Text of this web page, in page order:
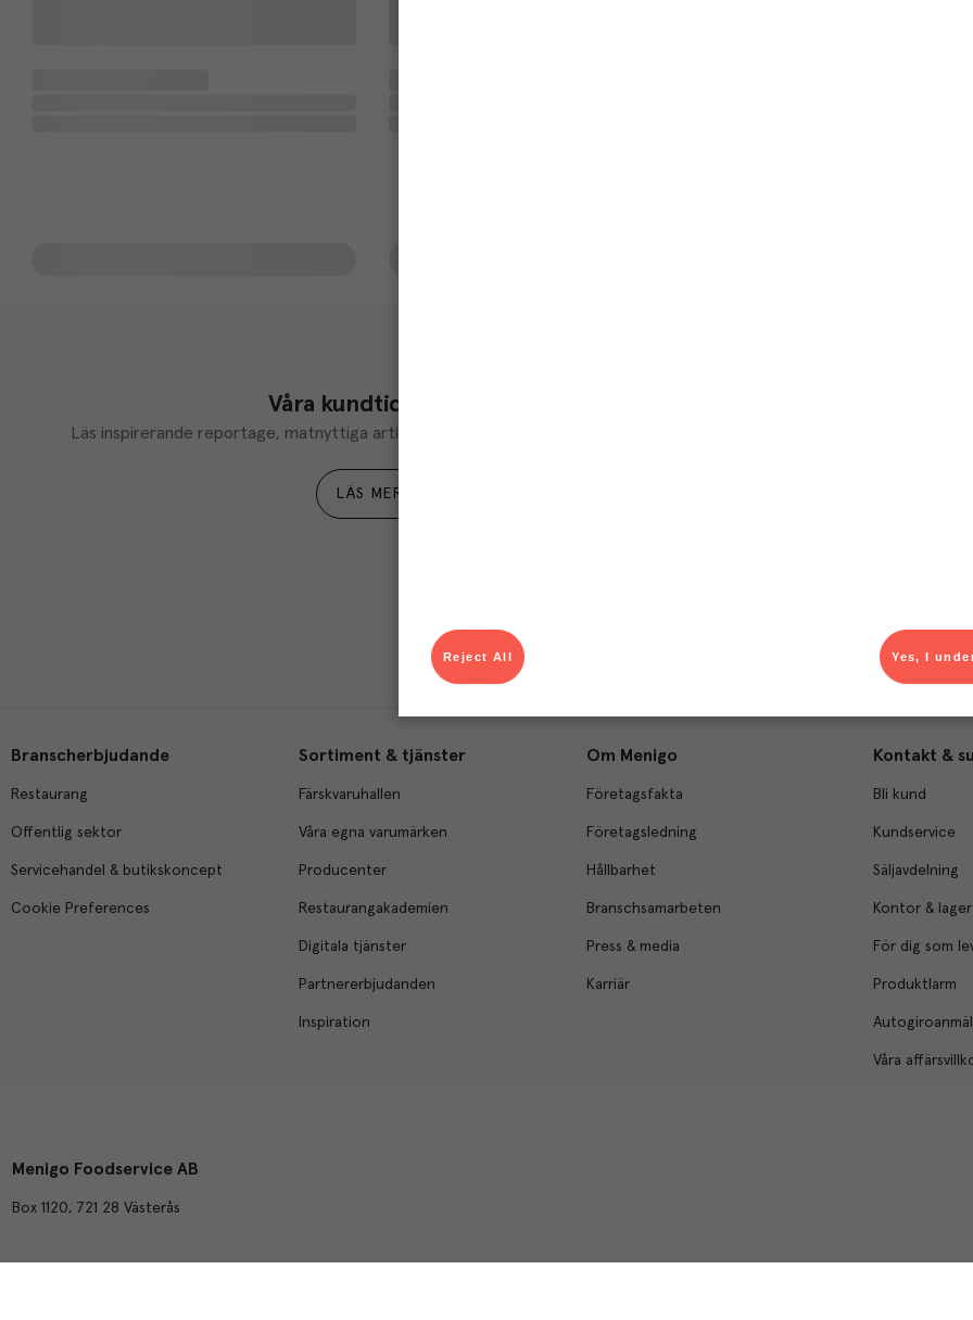
Våra kundtidningar
Läs inspirerande reportage, matnyttiga artiklar och ta del av aktuella kampanjer.
LÄS MER
Du som är Menigo-
Branscherbjudande
Restaurang
Offentlig sektor
Servicehandel & butikskoncept
Cookie Preferences
Sortiment & tjänster
Färskvaruhallen
Våra egna varumärken
Producenter
Restaurangakademien
Digitala tjänster
Partnererbjudanden
Inspiration
Om Menigo
Företagsfakta
Företagsledning
Hållbarhet
Branschsamarbeten
Press & media
Karriär
Kontakt &
Bli kund
Kundservice
Säljavdelning
Kontor & lager
För dig som
Produktlarm
Våra
Menigo Foodservice AB
Box 1120, 721 28 Västerås
Yes, I
Reject All